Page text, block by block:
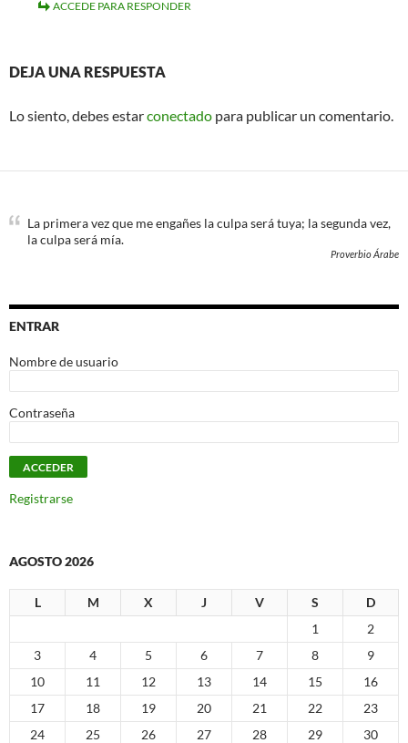
ACCEDE PARA RESPONDER
DEJA UNA RESPUESTA
Lo siento, debes estarconectado para publicar un comentario.
La primera vez que me engañes la culpa será tuya; la segunda vez,
la culpa será mía.
Proverbio Árabe
ENTRAR
Nombre de usuario
Contraseña
Registrarse
AGOSTO 2026
L M X J V S
D
1
2
3
4 5 6 7 8
9
10
11 12 13 14 15
16
17
18 19 20 21 22
23
24
25 26 27 28 29
30